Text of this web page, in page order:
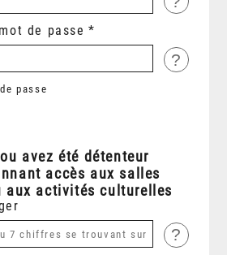
de passe
?
passe
avez été détenteur
accès aux salles
aux activités culturelles
?